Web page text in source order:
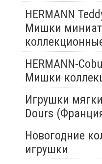
HERMANN
Мишки
HERMANN-
Мишки
Игрушки
Dours
Новогодние
игрушки